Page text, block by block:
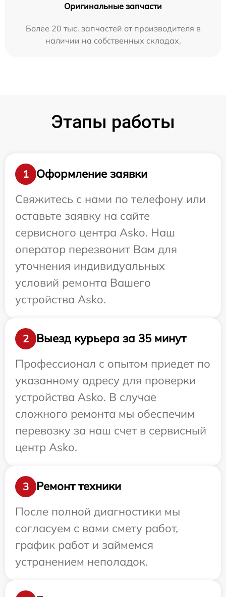
Оригинальные запчасти
Более 20 тыс. запчастей от производителя в
наличии на собственных складах.
Этапы работы
1
Оформление заявки
Свяжитесь с нами по телефону или
оставьте заявку на сайте
сервисного центра Asko. Наш
оператор перезвонит Вам для
уточнения индивидуальных
условий ремонта Вашего
устройства Asko.
2
Выезд курьера за 35 минут
Профессионал с опытом приедет по
указанному адресу для проверки
устройства Asko. В случае
сложного ремонта мы обеспечим
перевозку за наш счет в сервисный
центр Asko.
3
Ремонт техники
После полной диагностики мы
согласуем с вами смету работ,
график работ и займемся
устранением неполадок.